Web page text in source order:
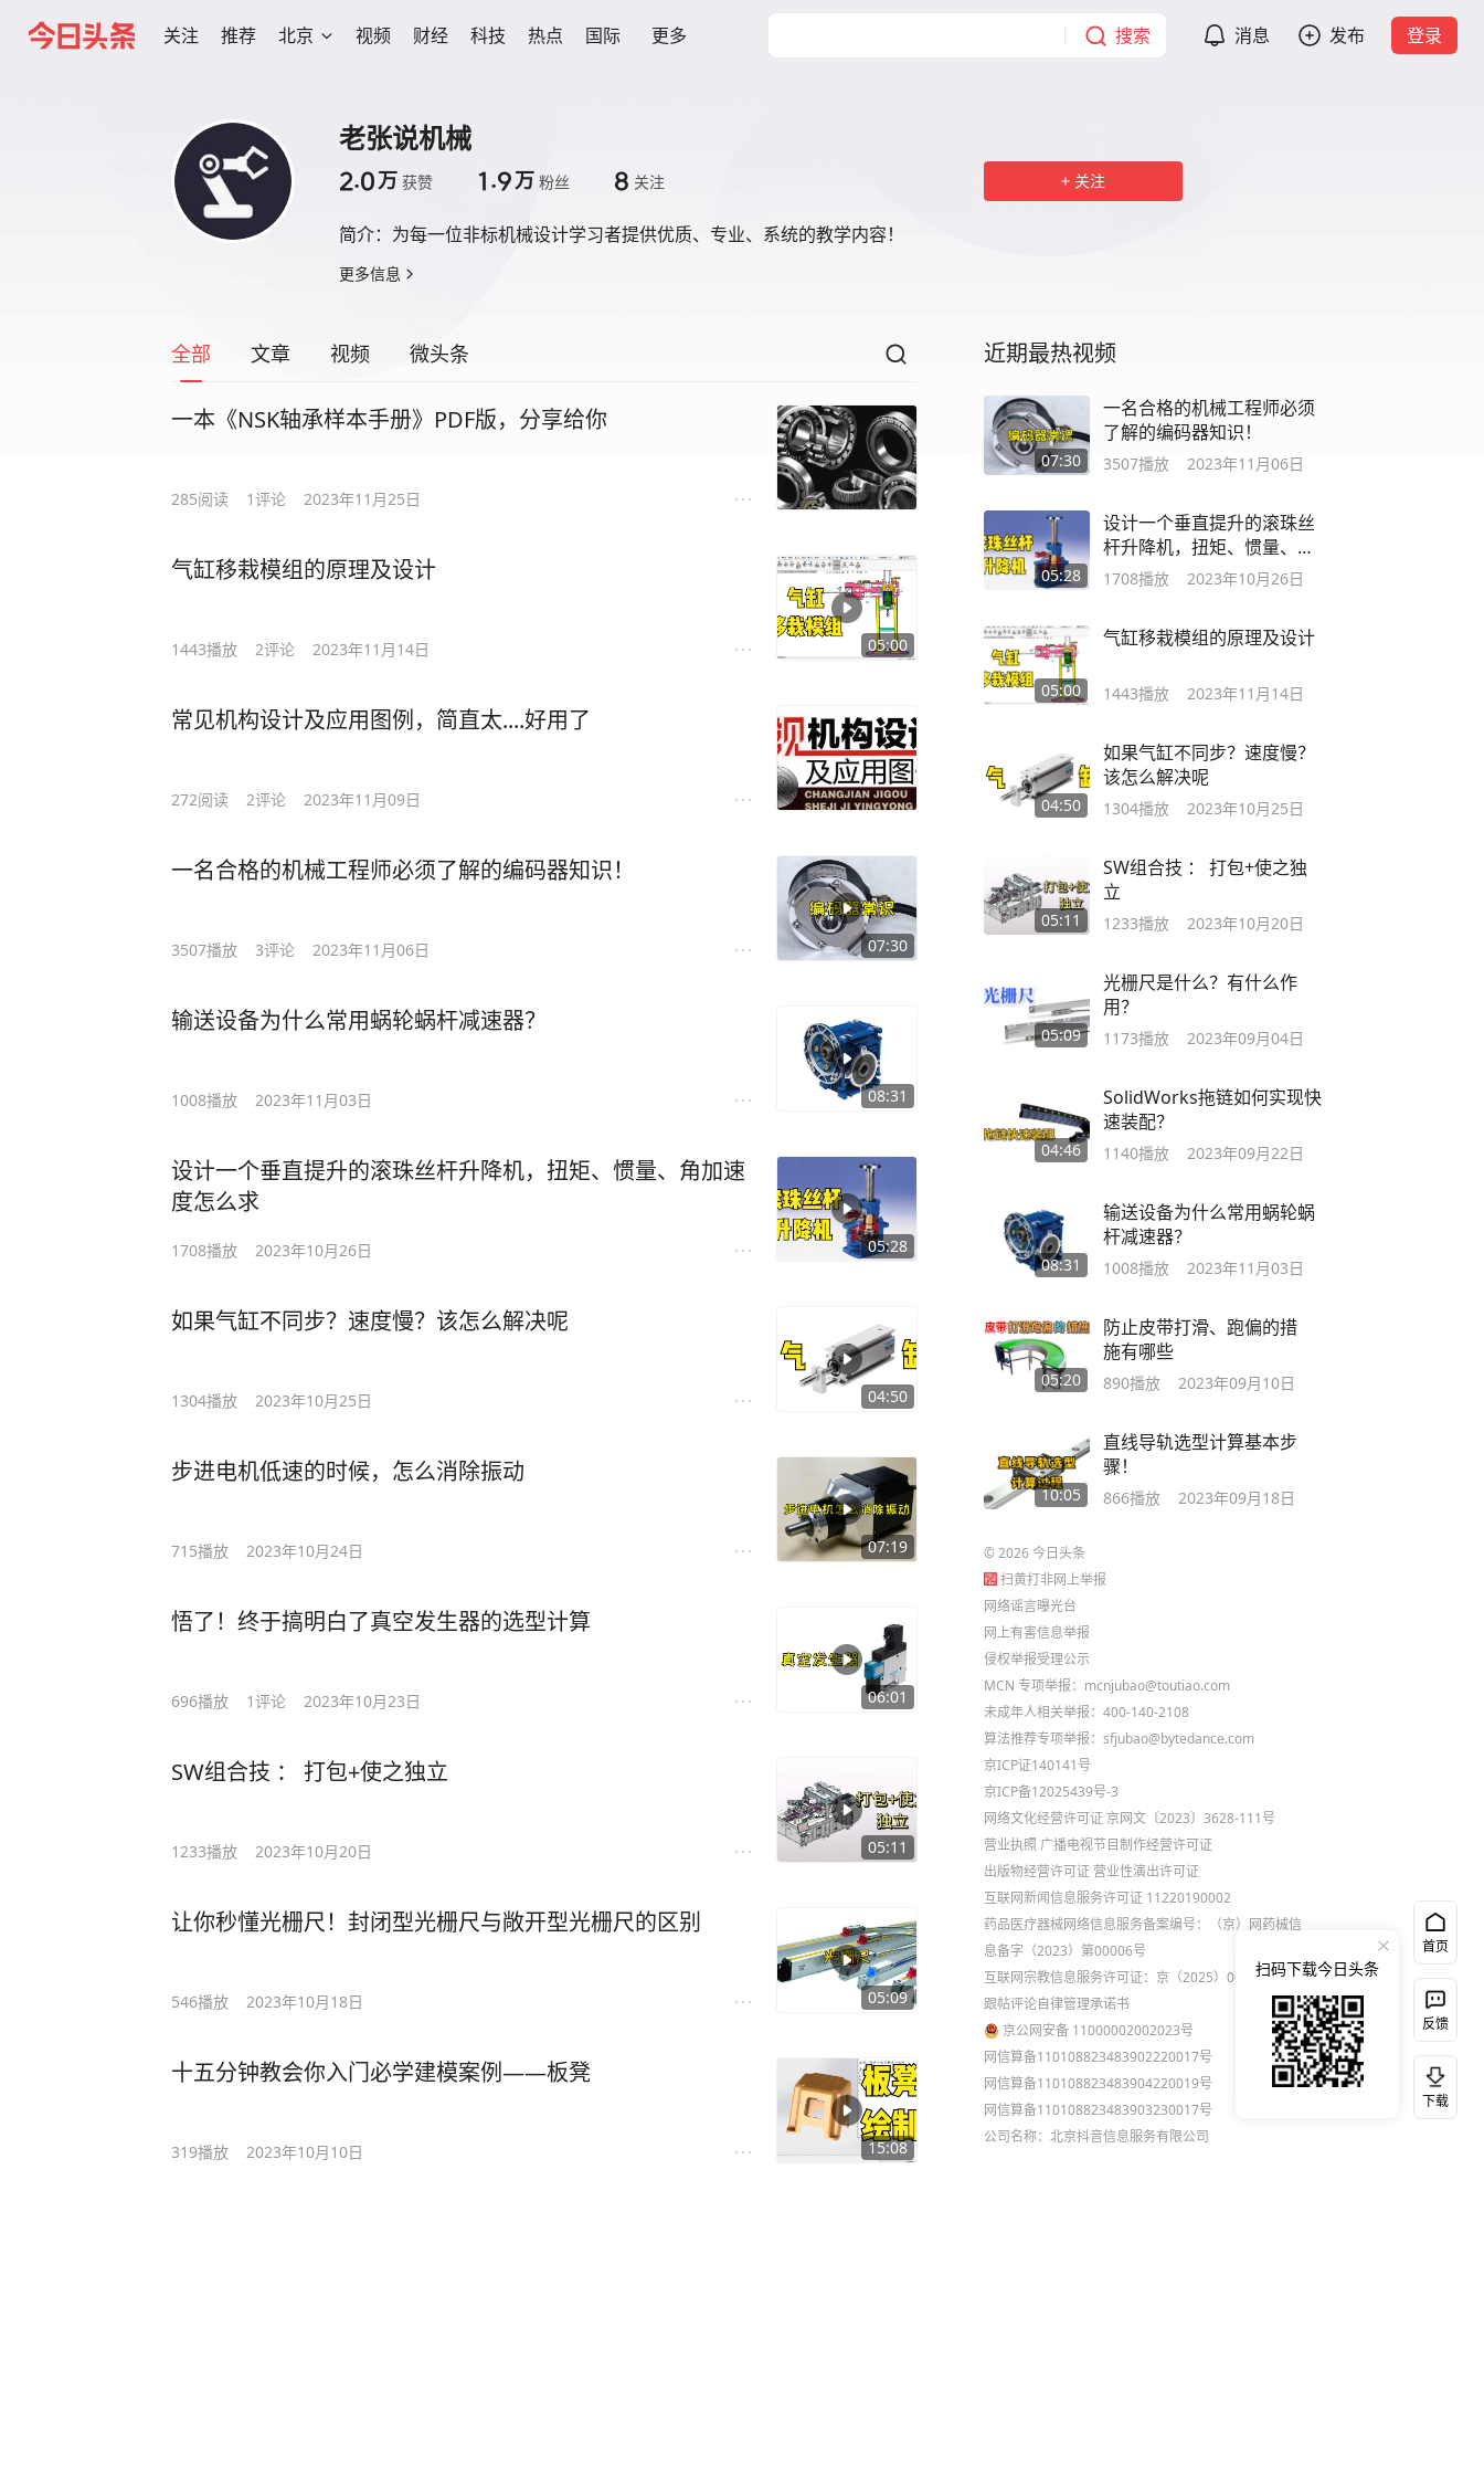
关注 推荐 北京 视频 财经 科技 热点 国际 更多 搜索 消息 发布 登录
老张说机械
2.0万 获赞 1.9万 粉丝 8 关注
简介： 为每一位非标机械设计学习者提供优质、专业、系统的教学内容！
更多信息
关注
全部 文章 视频 微头条
一本《NSK轴承样本手册》PDF版，分享给你
285阅读 1评论 2023年11月25日
05:00
气缸移栽模组的原理及设计
1443播放 2评论 2023年11月14日
常见机构设计及应用图例，简直太....好用了
272阅读 2评论 2023年11月09日
07:30
一名合格的机械工程师必须了解的编码器知识！
3507播放 3评论 2023年11月06日
08:31
输送设备为什么常用蜗轮蜗杆减速器？
1008播放 2023年11月03日
05:28
设计一个垂直提升的滚珠丝杆升降机，扭矩、惯量、角加速
度怎么求
1708播放 2023年10月26日
04:50
如果气缸不同步？速度慢？该怎么解决呢
1304播放 2023年10月25日
07:19
步进电机低速的时候，怎么消除振动
715播放 2023年10月24日
06:01
悟了！终于搞明白了真空发生器的选型计算
696播放 1评论 2023年10月23日
05:11
SW组合技 ： 打包+使之独立
1233播放 2023年10月20日
05:09
让你秒懂光栅尺！封闭型光栅尺与敞开型光栅尺的区别
546播放 2023年10月18日
15:08
十五分钟教会你入门必学建模案例——板凳
319播放 2023年10月10日
近期最热视频
07:30
一名合格的机械工程师必须
了解的编码器知识！
3507播放 2023年11月06日
05:28
设计一个垂直提升的滚珠丝
杆升降机，扭矩、惯量、角
加速度怎么求
1708播放 2023年10月26日
05:00
气缸移栽模组的原理及设计
1443播放 2023年11月14日
04:50
如果气缸不同步？速度慢？
该怎么解决呢
1304播放 2023年10月25日
05:11
SW组合技 ： 打包+使之独
立
1233播放 2023年10月20日
05:09
光栅尺是什么？有什么作
用？
1173播放 2023年09月04日
04:46
SolidWorks拖链如何实现快
速装配？
1140播放 2023年09月22日
08:31
输送设备为什么常用蜗轮蜗
杆减速器？
1008播放 2023年11月03日
05:20
防止皮带打滑、跑偏的措
施有哪些
890播放 2023年09月10日
10:05
直线导轨选型计算基本步
骤！
866播放 2023年09月18日
©2026今日头条
扫黄打非网上举报
网络谣言曝光台
网上有害信息举报
侵权举报受理公示
MCN 专项举报：mcnjubao@toutiao.com
未成年人相关举报：400-140-2108
算法推荐专项举报：sfjubao@bytedance.com
京ICP证140141号
京ICP备12025439号-3
网络文化经营许可证 京网文〔2023〕3628-111号
营业执照 广播电视节目制作经营许可证
出版物经营许可证 营业性演出许可证
互联网新闻信息服务许可证 11220190002
药品医疗器械网络信息服务备案编号：（京）网药械信
息备字（2023）第00006号
互联网宗教信息服务许可证：京（2025）0000021
跟帖评论自律管理承诺书
京公网安备 11000002002023号
网信算备110108823483902220017号
网信算备110108823483904220019号
网信算备110108823483903230017号
公司名称：北京抖音信息服务有限公司
首页
反馈
下载
扫码下载今日头条